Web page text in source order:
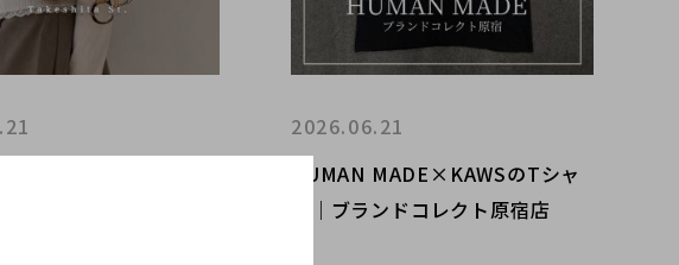
HUMAN MADE×KAWSのTシャ
ツ｜ブランドコレクト原宿店
2026.06.21